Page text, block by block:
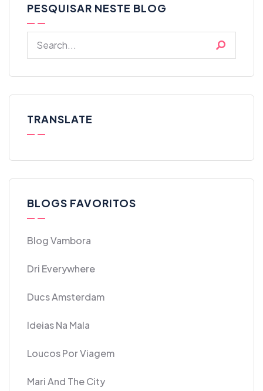
PESQUISAR NESTE BLOG
TRANSLATE
BLOGS FAVORITOS
Blog Vambora
Dri Everywhere
Ducs Amsterdam
Ideias Na Mala
Loucos Por Viagem
Mari And The City